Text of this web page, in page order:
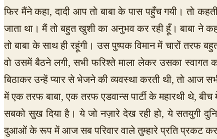
फिर मैंने कहा, दादी आप तो बाबा के पास पहुँच गयी। तो
जाता था। मैं तो बहुत खुशी का अनुभव कर रही हूँ। बाबा ने
तो बाबा के साथ ही रहूंगी। उस पुष्पक विमान में चारों
वो उसमें बैठने लगी, सभी फरिश्ते माला लेकर उसका स्वागत
बिठाकर उन्हें प्यार से भेजने की व्यवस्था करती थी, तो आज
में एक तरफ बाबा, एक तरफ एडवान्स पार्टी के महारथी थे,
सबको सुख दिया है। ये जो नज़ारे देख रही हो, ये सतयुगी
दुआओं के रूप में आज सब परिवार वाले तुम्हारे प्रति प्रकट